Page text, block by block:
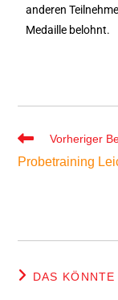
anderen
Medaille belohnt.
Vorheriger
Probetraining
DAS